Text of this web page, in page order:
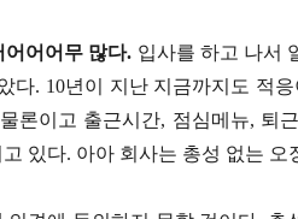
어어어무 많다. 입사를 하고 나서
다. 10년이 지난 지금까지도 적
론이고 출근시간, 점심메뉴, 퇴
있다. 아아 회사는 총성 없는 오